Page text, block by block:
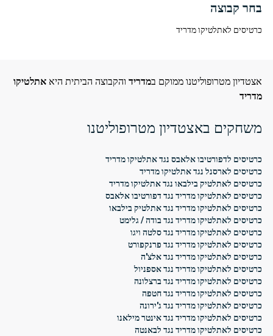
בחר קבוצה
כרטיסים לאתלטיקו מדריד
אצטדיון מטרופוליטנו ממוקם במדריד והקבוצה הביתית היא אתלטיקו
מדריד
משחקים באצטדיון מטרופוליטנו
כרטיסים לדפורטיבו אלאבס נגד אתלטיקו מדריד
כרטיסים לארסנל נגד אתלטיקו מדריד
כרטיסים לאתלטיק בילבאו נגד אתלטיקו מדריד
כרטיסים לאתלטיקו מדריד נגד דפורטיבו אלאבס
כרטיסים לאתלטיקו מדריד נגד אתלטיק בילבאו
כרטיסים לאתלטיקו מדריד נגד בודה / גלימט
כרטיסים לאתלטיקו מדריד נגד סלטה ויגו
כרטיסים לאתלטיקו מדריד נגד פרנקפורט
כרטיסים לאתלטיקו מדריד נגד אלצ'ה
כרטיסים לאתלטיקו מדריד נגד אספניול
כרטיסים לאתלטיקו מדריד נגד ברצלונה
כרטיסים לאתלטיקו מדריד נגד חטפה
כרטיסים לאתלטיקו מדריד נגד ג'ירונה
כרטיסים לאתלטיקו מדריד נגד אינטר מילאנו
כרטיסים לאתלטיקו מדריד נגד לבאנטה